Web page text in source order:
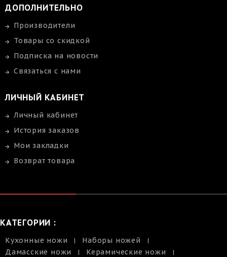
ДОПОЛНИТЕЛЬНО
Производители
Товары со скидкой
Подписка на новости
Связаться с нами
ЛИЧНЫЙ КАБИНЕТ
Личный кабинет
История заказов
Мои закладки
Возврат товара
КАТЕГОРИИ :
Кухонные ножи
Наборы ножей
Дамасские ножи
Керамические ножи